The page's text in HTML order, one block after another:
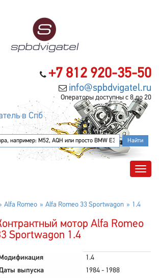
+7 812 920-35-50
info@spbdvigatel.ru
Операторы доступны с 8 до 20
в Спб
Alfa Romeo Alfa Romeo 33 Sportwagon 1.4
мотор Alfa Romeo
Sportwagon 1.4
1.4
выпуска
1984 - 1988